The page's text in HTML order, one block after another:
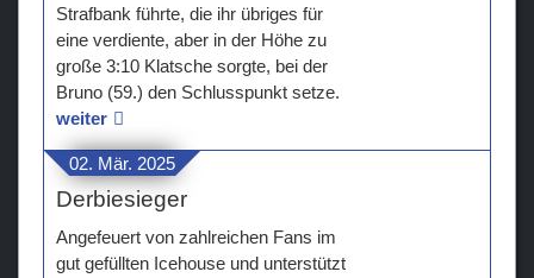
Fanzone
Strafbank führte, die ihr übriges für
eine verdiente, aber in der Höhe zu
große 3:10 Klatsche sorgte, bei der
Bruno (59.) den Schlusspunkt setze.
weiter
02. Mär. 2025
Derbiesieger
Angefeuert von zahlreichen Fans im
gut gefüllten Icehouse und unterstützt